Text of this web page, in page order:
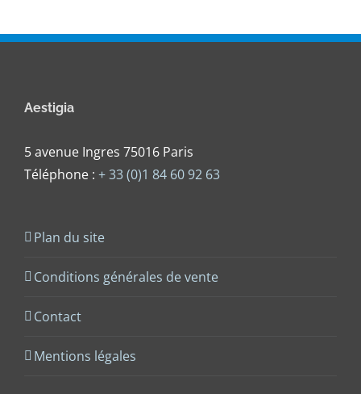
Aestigia
5 avenue Ingres 75016 Paris
Téléphone : + 33 (0)1 84 60 92 63
Plan du site
Conditions générales de vente
Contact
Mentions légales